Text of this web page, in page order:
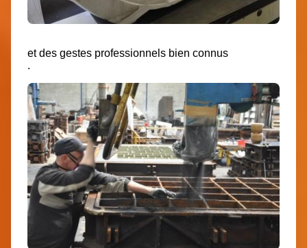
et des gestes professionnels bien connus
.